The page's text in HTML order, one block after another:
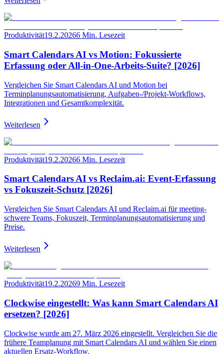
Produktivität19.2.20266 Min. Lesezeit
Smart Calendars AI vs Motion: Fokussierte
Erfassung oder All-in-One-Arbeits-Suite? [2026]
Vergleichen Sie Smart Calendars AI und Motion bei
Terminplanungsautomatisierung, Aufgaben-/Projekt-Workflows,
Integrationen und Gesamtkomplexität.
Weiterlesen
Produktivität19.2.20266 Min. Lesezeit
Smart Calendars AI vs Reclaim.ai: Event-Erfassung
vs Fokuszeit-Schutz [2026]
Vergleichen Sie Smart Calendars AI und Reclaim.ai für meeting-
schwere Teams, Fokuszeit, Terminplanungsautomatisierung und
Preise.
Weiterlesen
Produktivität19.2.20269 Min. Lesezeit
Clockwise eingestellt: Was kann Smart Calendars AI
ersetzen? [2026]
Clockwise wurde am 27. März 2026 eingestellt. Vergleichen Sie die
frühere Teamplanung mit Smart Calendars AI und wählen Sie einen
aktuellen Ersatz-Workflow.